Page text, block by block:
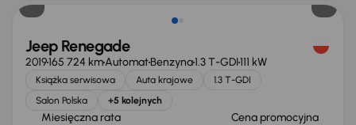
Jeep Renegade
2019165 724 kmAutomatBenzyna1.3 T-GDI111 kW
Książka serwisowa Auta krajowe
1.3 T-GDI
Salon Polska
+5 kolejnych
Miesięczna rata Cena promocyjna